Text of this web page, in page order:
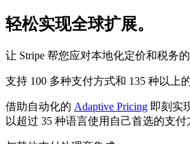
按年订阅
订阅
轻松实现全球扩展。
让 Stripe 帮您应对本地化定价和税务的
支持 100 多种支付方式和 135 种以上
借助自动化的 Adaptive Pricing 即刻实
以超过 35 种语言使用自己首选的支付